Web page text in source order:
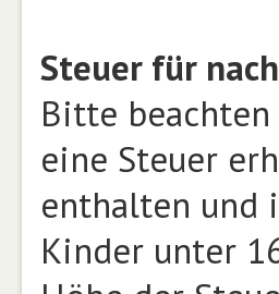
Steuer für
Bitte beachten
eine Steuer
enthalten und
Kinder unter